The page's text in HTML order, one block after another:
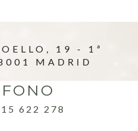
19 - 1ª
MADRID
622 278